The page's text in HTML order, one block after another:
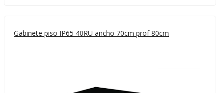
Gabinete piso IP65 40RU ancho 70cm prof 80cm